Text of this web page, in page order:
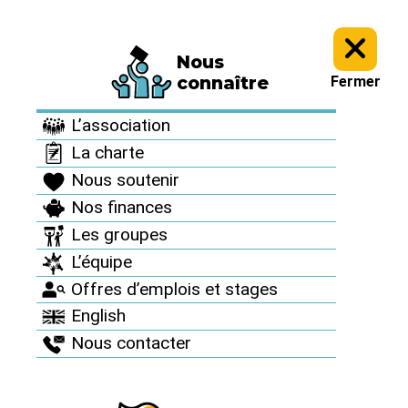
Nous
connaître
L’association
La charte
Nous soutenir
Nos finances
Les groupes
L’équipe
Offres d’emplois et stages
English
Nous contacter
Fermer
Informez vous > Culture antinucléaire >
Archives : Des artistes
Archives : Des artistes
avec nous
Vincent Magni
Publié le 4 mars 2009